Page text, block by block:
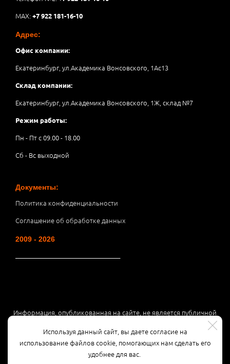
Используя данный сайт, вы даете согласие на
использование файлов cookie, помогающих нам сделать его
удобнее для вас.
MAX:+7 922 181-16-10
Адрес:
Офис компании:
Екатеринбург, ул.Академика Вонсовского, 1Аc13
Склад компании:
Екатеринбург, ул.Академика Вонсовского, 1Ж, склад №7
Режим работы:
Пн - Пт с 09.00 - 18.00
Сб - Вс выходной
Документы:
Политика конфиденциальности
Соглашение об обработке данных
2009 - 2026
Информация, опубликованная на сайте, не является публичной
офертой или рекламой, а носит информационный характер и
может быть изменена по усмотрению компании.